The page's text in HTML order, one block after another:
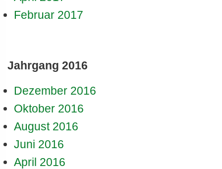
Februar 2017
Jahrgang 2016
Dezember 2016
Oktober 2016
August 2016
Juni 2016
April 2016